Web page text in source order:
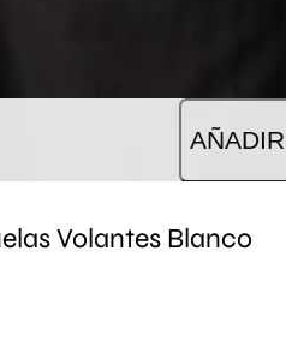
Volantes Blanco